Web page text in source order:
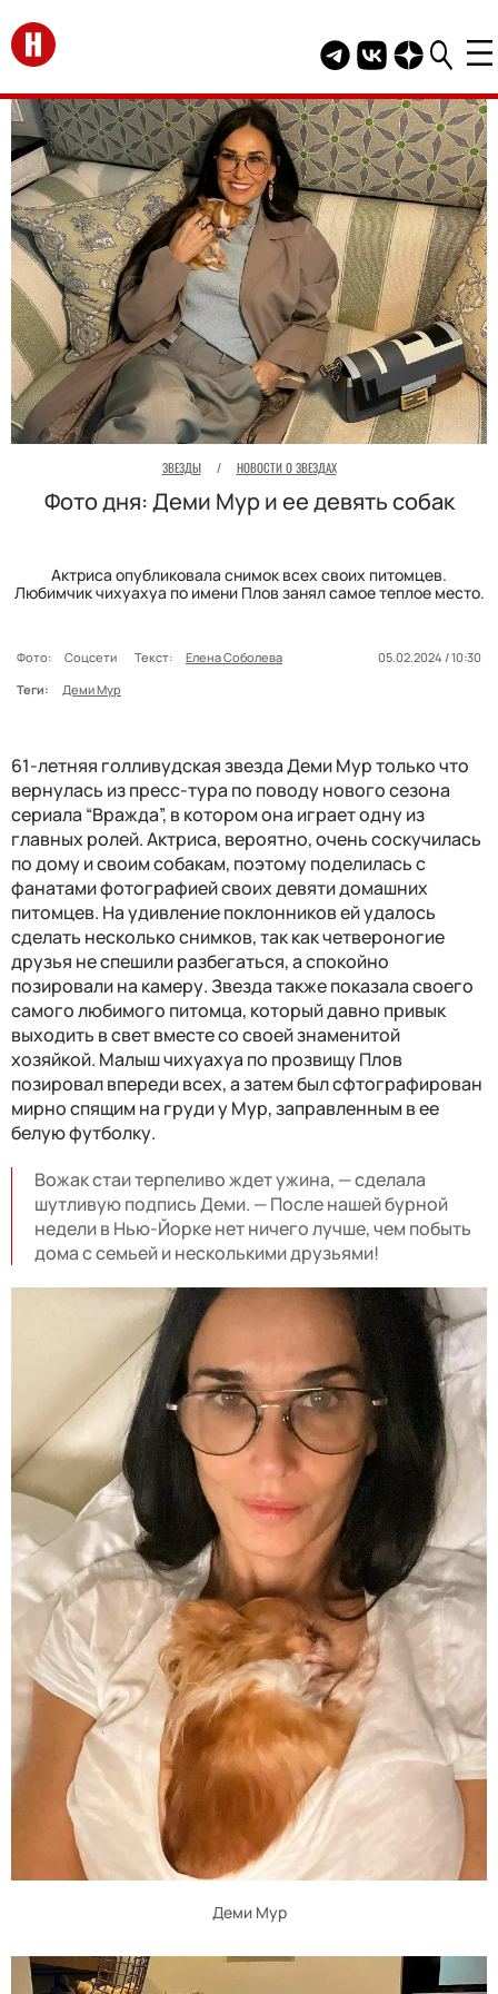
Перейти на главную
Telegram канал
Группа HELLO
Канал
ЗВЕЗДЫ / НОВОСТИ О ЗВЕЗДАХ
Фото дня: Деми Мур и ее девять собак
Актриса опубликовала снимок всех своих питомцев.
Любимчик чихуахуа по имени Плов занял самое теплое место.
Фото: Соцсети Текст: Елена Соболева
05.02.2024 / 10:30
Теги:
Деми Мур
61-летняя голливудская звезда Деми Мур только что
вернулась из пресс-тура по поводу нового сезона
сериала “Вражда”, в котором она играет одну из
главных ролей. Актриса, вероятно, очень соскучилась
по дому и своим собакам, поэтому поделилась с
фанатами фотографией своих девяти домашних
питомцев. На удивление поклонников ей удалось
сделать несколько снимков, так как четвероногие
друзья не спешили разбегаться, а спокойно
позировали на камеру. Звезда также показала своего
самого любимого питомца, который давно привык
выходить в свет вместе со своей знаменитой
хозяйкой. Малыш чихуахуа по прозвищу Плов
позировал впереди всех, а затем был сфтографирован
мирно спящим на груди у Мур, заправленным в ее
белую футболку.
Вожак стаи терпеливо ждет ужина, — сделала
шутливую подпись Деми. — После нашей бурной
недели в Нью-Йорке нет ничего лучше, чем побыть
дома с семьей и несколькими друзьями!
Деми Мур